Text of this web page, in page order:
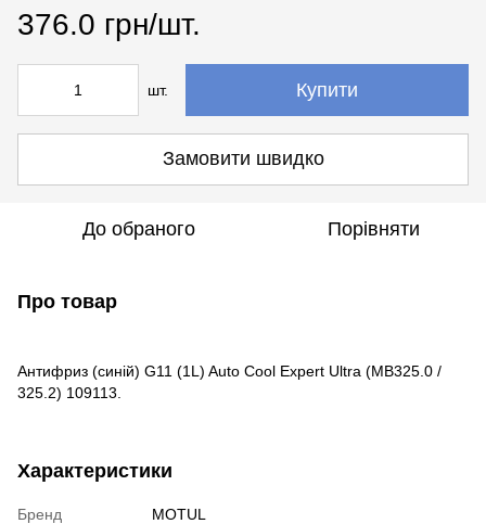
376.0 грн/шт.
шт. Купити
Замовити швидко
До обраного Порівняти
Про товар
Антифриз (синій) G11 (1L) Auto Cool Expert Ultra (MB325.0 /
325.2) 109113.
Характеристики
Бренд
MOTUL